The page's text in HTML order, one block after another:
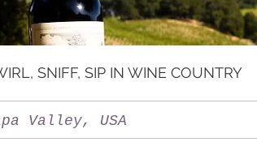
SNIFF, SIP IN WINE COUNTRY
Valley, USA